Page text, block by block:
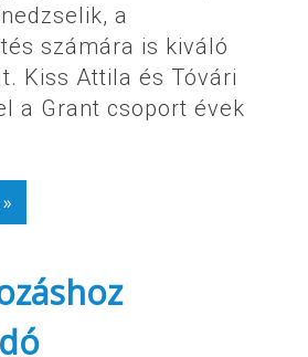
a
számára is kiváló
Kiss Attila és Tóvári
a Grant csoport évek